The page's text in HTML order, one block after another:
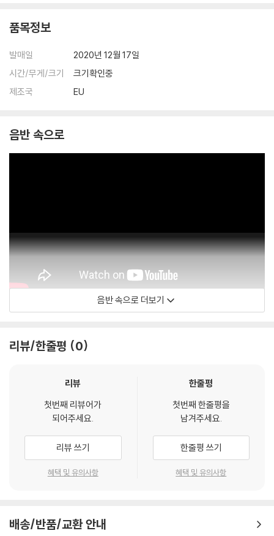
품목정보
발매일
2020년 12월 17일
시간/무게/크기
크기확인중
제조국
EU
음반 속으로
음반 속으로 더보기
리뷰/한줄평 0
리뷰
첫번째 리뷰어가
되어주세요.
리뷰 쓰기
혜택 및 유의사항
한줄평
첫번째 한줄평을
남겨주세요.
한줄평 쓰기
혜택 및 유의사항
배송/반품/교환 안내